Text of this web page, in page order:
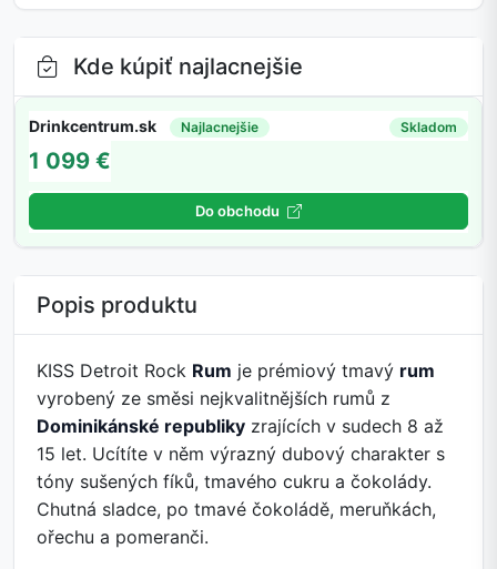
Kde kúpiť najlacnejšie
Drinkcentrum.sk Najlacnejšie Skladom
1 099 €
Do obchodu
Popis produktu
KISS Detroit Rock Rum je prémiový tmavý rum
vyrobený ze směsi nejkvalitnějších rumů z
Dominikánské republiky zrajících v sudech 8 až
15 let. Ucítíte v něm výrazný dubový charakter s
tóny sušených fíků, tmavého cukru a čokolády.
Chutná sladce, po tmavé čokoládě, meruňkách,
ořechu a pomeranči.